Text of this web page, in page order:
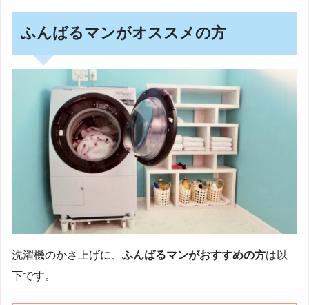
ふんばるマンがオススメの方
洗濯機のかさ上げに、 ふんばるマンがおすすめの方は以
下です。